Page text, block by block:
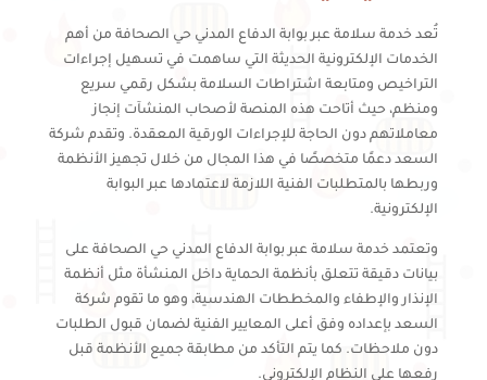
تُعد خدمة سلامة عبر بوابة الدفاع المدني حي الصحافة من أهم
الخدمات الإلكترونية الحديثة التي ساهمت في تسهيل إجراءات
التراخيص ومتابعة اشتراطات السلامة بشكل رقمي سريع
ومنظم، حيث أتاحت هذه المنصة لأصحاب المنشآت إنجاز
معاملاتهم دون الحاجة للإجراءات الورقية المعقدة. وتقدم شركة
السعد دعمًا متخصصًا في هذا المجال من خلال تجهيز الأنظمة
وربطها بالمتطلبات الفنية اللازمة لاعتمادها عبر البوابة
الإلكترونية.
وتعتمد خدمة سلامة عبر بوابة الدفاع المدني حي الصحافة على
بيانات دقيقة تتعلق بأنظمة الحماية داخل المنشأة مثل أنظمة
الإنذار والإطفاء والمخططات الهندسية، وهو ما تقوم شركة
السعد بإعداده وفق أعلى المعايير الفنية لضمان قبول الطلبات
دون ملاحظات. كما يتم التأكد من مطابقة جميع الأنظمة قبل
رفعها على النظام الإلكتروني.